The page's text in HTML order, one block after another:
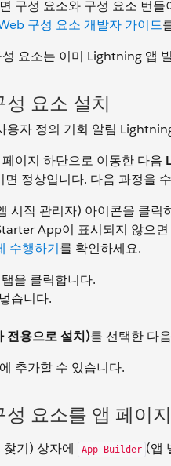
구성 요소와 구성 요소 번
구성 요소 개발자 가이드
요소는 이미 Lightning 앱
요소 설치
자 정의 기회 알림
이지 하단으로 이동한 다음
정상입니다. 다음 과정을
시작 관리자) 아이콘을 클릭
App이 표시되지 않으면
수행하기를 확인하세요.
탭을 클릭합니다.
습니다.
용으로 설치)를 선택한 다음
추가할 수 있습니다.
요소를 앱 페이
기) 상자에 App Builder (앱